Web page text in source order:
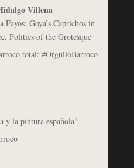
Villena
Goya’s Caprichos in
Politics of the Grotesque
total: #OrgulloBarroco
y la pintura española"